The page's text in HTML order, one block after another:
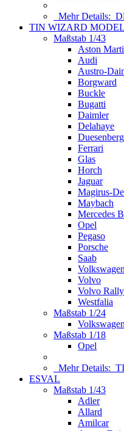
Mehr Details:
TIN WIZARD
Maßstab 1/43
Aston
Audi
Austro-
Borgward
Buckle
Bugatti
Daimler
Delahaye
Duesenberg
Ferrari
Glas
Horch
Jaguar
Magirus-
Maybach
Mercedes
Opel
Pegaso
Porsche
Saab
Volkswagen
Volvo
Volvo
Westfalia
Maßstab 1/24
Volkswagen
Maßstab 1/18
Opel
Mehr Details:
ESVAL
Maßstab 1/43
Adler
Allard
Amilcar